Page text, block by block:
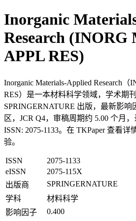
Inorganic
Research (INORG
APPL RES)
Inorganic Materials-Applied Research
RES）是一本材料科学领域，学术期
SPRINGERNATURE 出版，最新影响
区，JCR Q4，审稿周期约 5.00 个月，
ISSN: 2075-1133。在 TKPaper 查看
验。
ISSN
2075-1133
eISSN
2075-115X
出版商
SPRINGERNATURE
学科
材料科学
影响因子
0.400